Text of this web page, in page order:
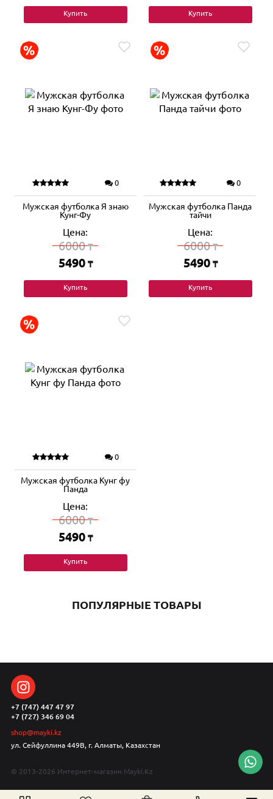
Купить Купить
0
Мужская футболка Я знаю
Кунг-Фу
Цена:
6000₸
5490 ₸
Купить
0
Мужская футболка Панда
тайчи
Цена:
6000₸
5490 ₸
Купить
0
Мужская футболка Кунг фу
Панда
Цена:
6000₸
5490 ₸
Купить
ПОПУЛЯРНЫЕ ТОВАРЫ
+7 (747) 447 47 97
+7 (727) 346 69 04
shop@mayki.kz
ул. Сейфуллина 449В, г. Алматы, Казахстан
© 2013-2026 Интернет-магазин Mayki.Kz